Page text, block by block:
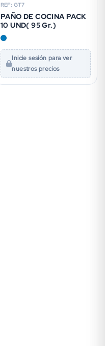
REF: GT7
PAÑO DE COCINA PACK
10 UND( 95 Gr.)
Inicie sesión para ver
nuestros precios